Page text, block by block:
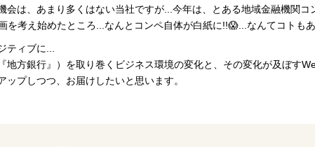
会は、あまり多くはない当社ですが...今年は、とある地域金融機関コ
を考え始めたところ...なんとコンペ自体が白紙に!!😱...なんてコトもあ
ティブに...
地方銀行』）を取り巻くビジネス環境の変化と、その変化が及ぼす
ップしつつ、お届けしたいと思います。